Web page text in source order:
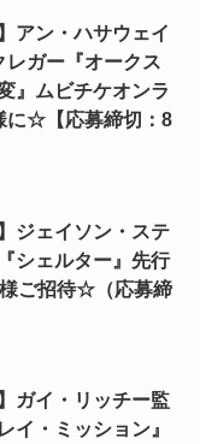
アン・ハサウェイ
レガー『オークス
』ムビチケオンラ
に☆【応募締切：8
ジェイソン・ステ
シェルター』先行
ご招待☆（応募締
ガイ・リッチー監
イ・ミッション』